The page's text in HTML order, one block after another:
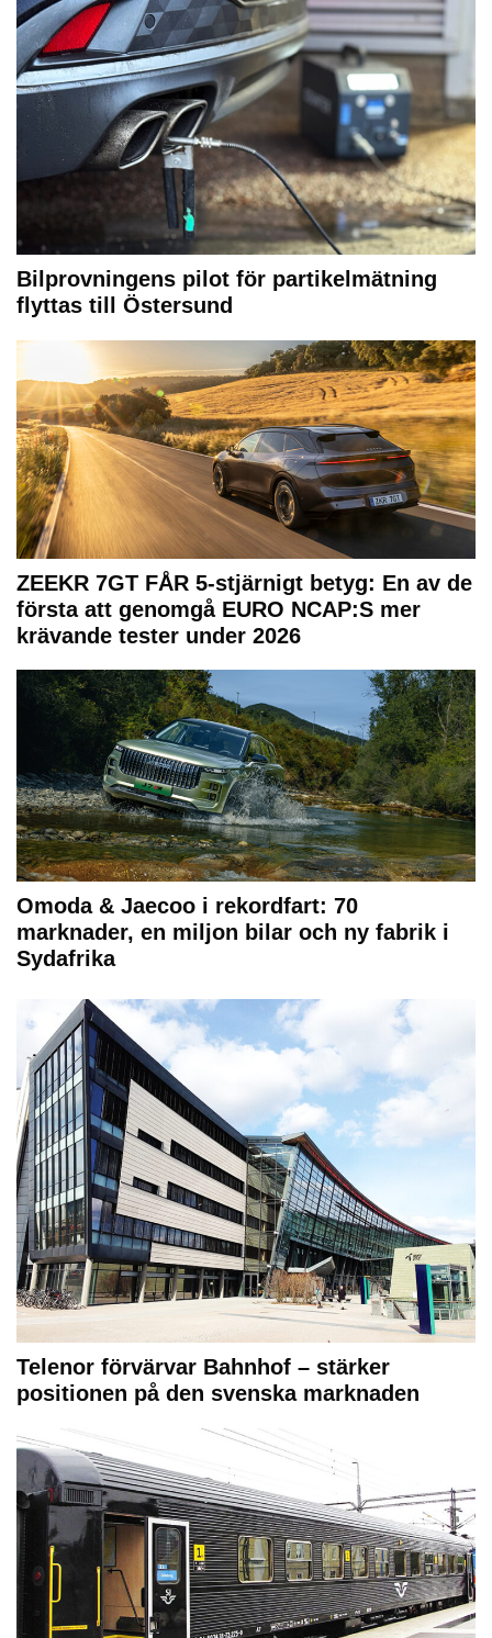
Bilprovningens pilot för partikelmätning
flyttas till Östersund
ZEEKR 7GT FÅR 5-stjärnigt betyg: En av de
första att genomgå EURO NCAP:S mer
krävande tester under 2026
Omoda & Jaecoo i rekordfart: 70
marknader, en miljon bilar och ny fabrik i
Sydafrika
Telenor förvärvar Bahnhof – stärker
positionen på den svenska marknaden